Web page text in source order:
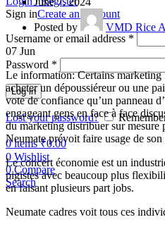
Sign inCreate an Account
Username or email address *
Password *
Log in
Lost your password?
0items ₹0.00
0 Wishlist
0 Compare
Search
Posted by
VMD Rice
07 Jun
Le information: Certains marketing
acheter un dépoussiéreur ou une
vote de confiance qu’un panneau
engageant gens en face à face
du marketing distribuer sur mesure
Neumate prévoit faire usage de
Le concert économie est un
pigistes avec beaucoup plus
en faisant plusieurs part jobs.
Neumate cadres voit tous ces